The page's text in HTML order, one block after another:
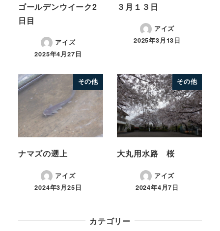
ゴールデンウイーク2
日目
アイズ
2025年4月27日
３月１３日
アイズ
2025年3月13日
その他
ナマズの遡上
アイズ
2024年3月25日
その他
大丸用水路 桜
アイズ
2024年4月7日
カテゴリー